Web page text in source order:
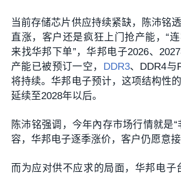
当前存储芯片供应持续紧缺，陈沛铭
直涨，客户还是疯狂上门抢产能，“
来找华邦下单”，华邦电子2026、
产能已被预订一空， DDR3、DDR4与
将持续。华邦电子预计，这项结构性
延续至2028年以后。
陈沛铭强调，今年內存市场行情就是“
容，华邦电子逐季涨价，客户仍愿意接
而为应对供不应求的局面，华邦电子